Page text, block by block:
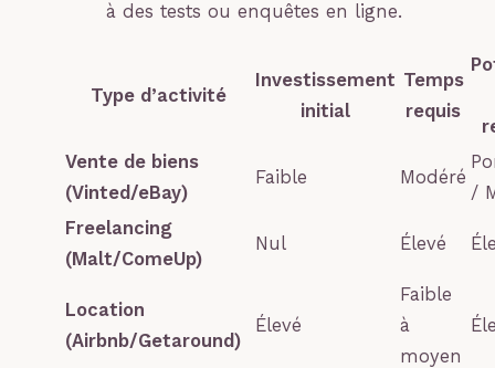
à des tests ou enquêtes en ligne.
Type d’activité
Investissement
initial
Temps
requis
Vente de biens
(Vinted/eBay)
Faible Modéré
/
Freelancing
(Malt/ComeUp)
Nul Élevé
Location
(Airbnb/Getaround)
Élevé
Faible
à
moyen